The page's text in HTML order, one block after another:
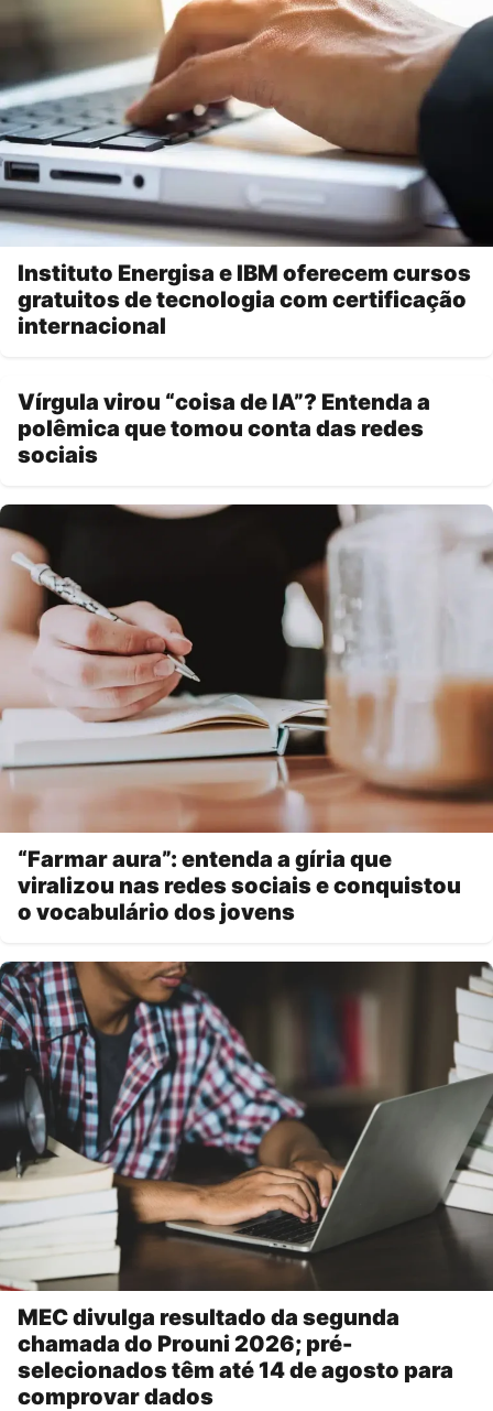
Instituto Energisa e IBM oferecem cursos
gratuitos de tecnologia com certificação
internacional
Vírgula virou “coisa de IA”? Entenda a
polêmica que tomou conta das redes
sociais
“Farmar aura”: entenda a gíria que
viralizou nas redes sociais e conquistou
o vocabulário dos jovens
MEC divulga resultado da segunda
chamada do Prouni 2026; pré-
selecionados têm até 14 de agosto para
comprovar dados